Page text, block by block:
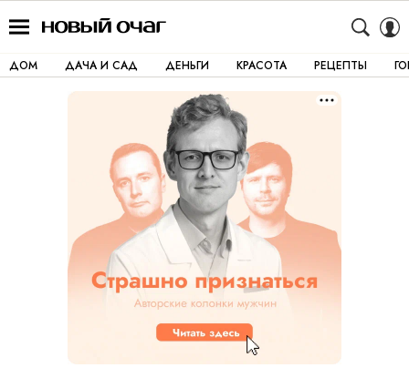
ДОМ ДАЧА И САД ДЕНЬГИ КРАСОТА РЕЦЕПТЫ